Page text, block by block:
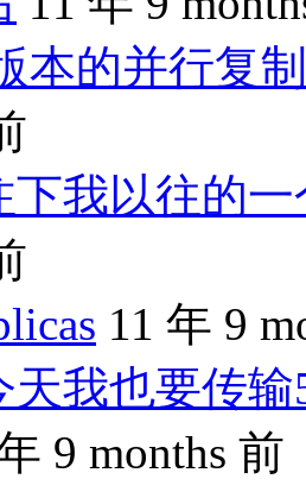
本的并行复
下我以往的
11 年 9
天我也要传
9 months 前